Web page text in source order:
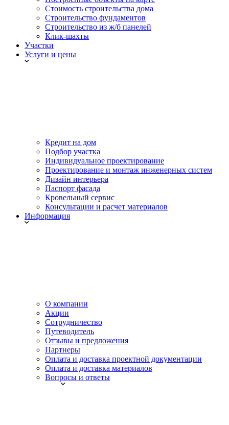
Стоимость строительства дома
Строительство фундаментов
Строительство из ж/б панелей
Клик-шахты
Участки
Услуги и цены
Кредит на дом
Подбор участка
Индивидуальное проектирование
Проектирование и монтаж инженерных систем
Дизайн интерьера
Паспорт фасада
Кровельный сервис
Консультации и расчет материалов
Информация
О компании
Акции
Сотрудничество
Путеводитель
Отзывы и предложения
Партнеры
Оплата и доставка проектной документации
Оплата и доставка материалов
Вопросы и ответы